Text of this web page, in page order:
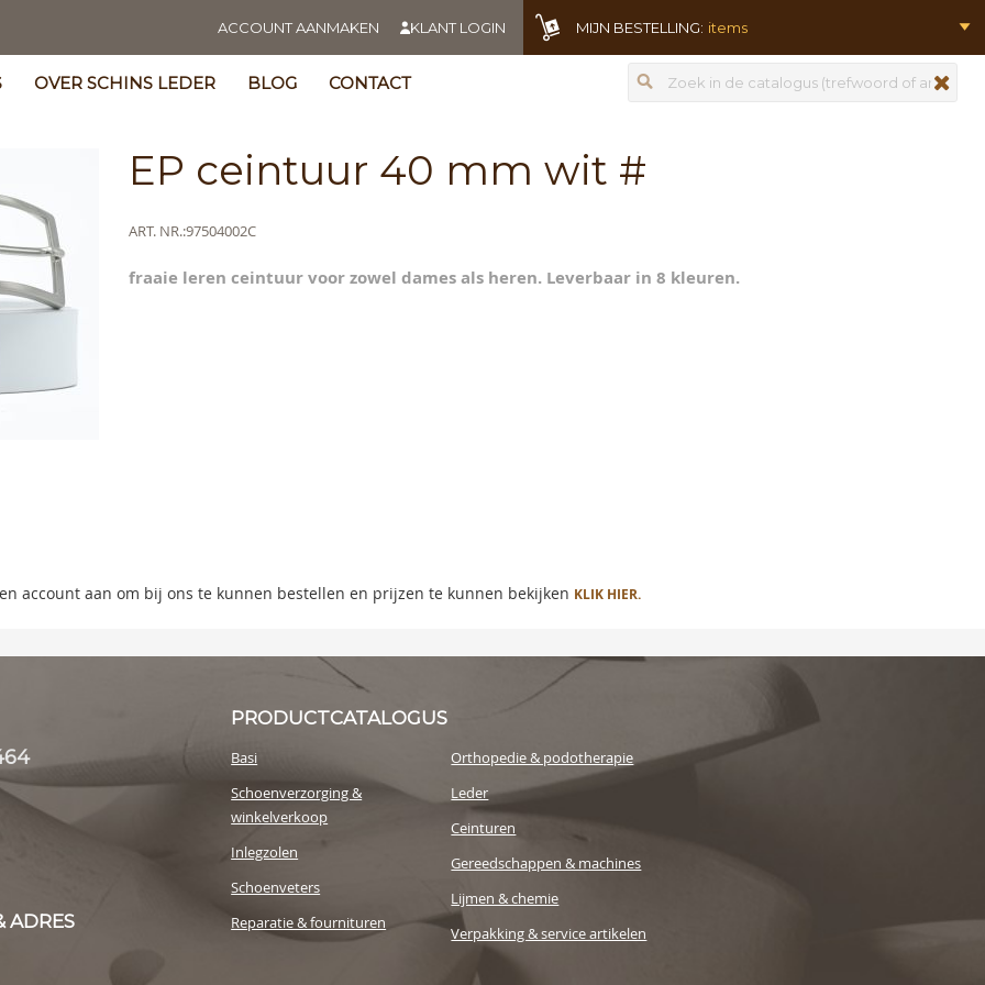
ACCOUNT AANMAKEN KLANT LOGIN MIJN BESTELLING: items
OVER SCHINS LEDER BLOG CONTACT Zoeken
EP ceintuur 40 mm wit #
Meer
ART. NR.97504002C
fraaie leren ceintuur voor zowel dames als heren. Leverbaar in 8 kleuren.
account aan om bij ons te kunnen bestellen en prijzen te kunnen bekijken KLIK HIER.
ADRES
PRODUCTCATALOGUS
Basi
Schoenverzorging &
winkelverkoop
Inlegzolen
Schoenveters
Reparatie & fournituren
Orthopedie & podotherapie
Leder
Ceinturen
Gereedschappen & machines
Lijmen & chemie
Verpakking & service artikelen